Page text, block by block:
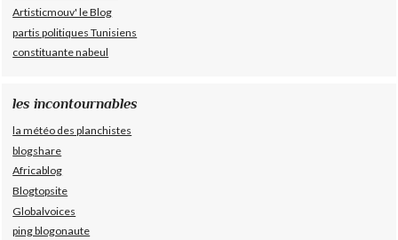
Artisticmouv' le Blog
partis politiques Tunisiens
constituante nabeul
les incontournables
la météo des planchistes
blogshare
Africablog
Blogtopsite
Globalvoices
ping blogonaute